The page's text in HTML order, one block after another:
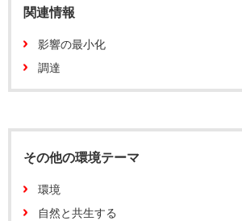
関連情報
影響の最小化
調達
その他の環境テーマ
環境
自然と共生する